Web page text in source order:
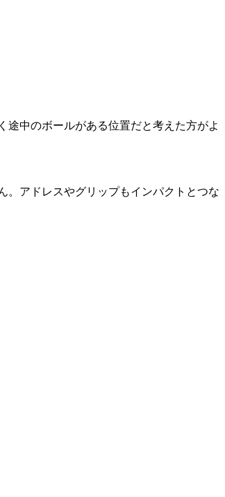
途中のボールがある位置だと考えた方がよ
。アドレスやグリップもインパクトとつな